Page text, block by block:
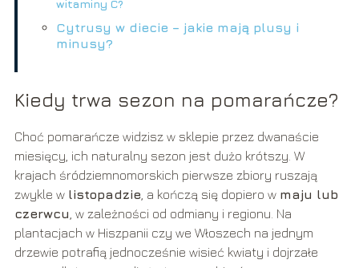
witaminy C?
Cytrusy w diecie – jakie mają plusy i
minusy?
Kiedy trwa sezon na pomarańcze?
Choć pomarańcze widzisz w sklepie przez dwanaście
miesięcy, ich naturalny sezon jest dużo krótszy. W
krajach śródziemnomorskich pierwsze zbiory ruszają
zwykle w listopadzie, a kończą się dopiero w maju lub
czerwcu , w zależności od odmiany i regionu. Na
plantacjach w Hiszpanii czy we Włoszech na jednym
drzewie potrafią jednocześnie wisieć kwiaty i dojrzałe